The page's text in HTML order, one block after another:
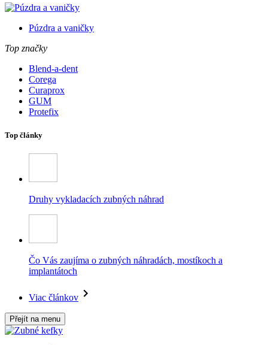
Púzdra a vaničky
Top značky
Blend-a-dent
Corega
Curaprox
GUM
Protefix
Top články
Druhy vykladacích zubných náhrad
Čo Vás zaujíma o zubných náhradách, mostíkoch a
implantátoch
Viac článkov
Přejít na menu